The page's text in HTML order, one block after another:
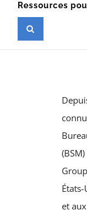
Ressources
et